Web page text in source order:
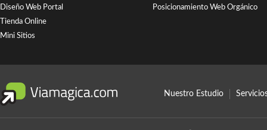
Diseño Web Portal
Tienda Online
Mini Sitios
Posicionamiento Web Orgánico
Nuestro Estudio